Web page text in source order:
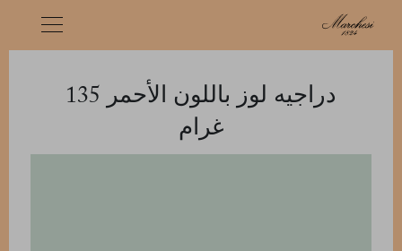
دراجيه لوز باللون الأحمر 135
غرام